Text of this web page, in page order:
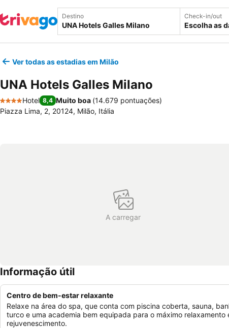
Destino Check-in/out
Escolha as
Ver todas as estadias em Milão
UNA Hotels Galles Milano
4 Estrelas
Hotel 8,4 Muito boa (14.679 pontuações)
Piazza Lima, 2, 20124, Milão, Itália
A carregar
Informação útil
Centro de bem-estar relaxante
Relaxe na área do spa, que conta com piscina coberta, sauna,
turco e uma academia bem equipada para o máximo relaxamento
rejuvenescimento.